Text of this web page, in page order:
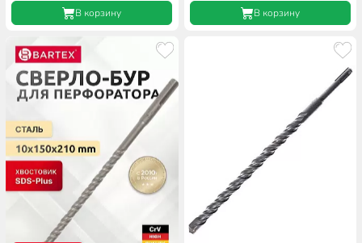
В корзину В корзину